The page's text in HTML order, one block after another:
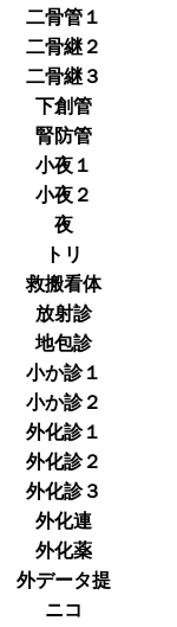
二骨管１
二骨継２
二骨継３
下創管
腎防管
小夜１
小夜２
夜
トリ
救搬看体
放射診
地包診
小か診１
小か診２
外化診１
外化診２
外化診３
外化連
外化薬
外データ提
ニコ